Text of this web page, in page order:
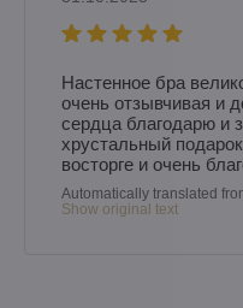
Настенное бра
очень отзывчивая и
сердца благодарю и
хрустальный
восторге и очень
Automatically translated
Show original text